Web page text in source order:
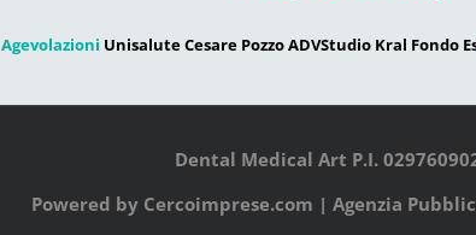
Agevolazioni Unisalute Cesare Pozzo ADVStudio Kral Fondo
Dental Medical Art P.I.
Powered by Cercoimprese.com | Agenzia